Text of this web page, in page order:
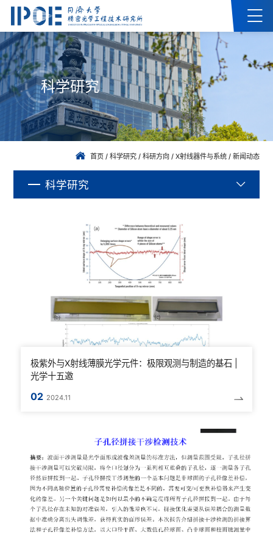
科学研究
首页/ 科学研究/ 科研方向/ X射线器件与系统/ 新闻动态
科学研究
极紫外与X射线薄膜光学元件：极限观测与制造的基石 |
光学十五邀
02 2024.11